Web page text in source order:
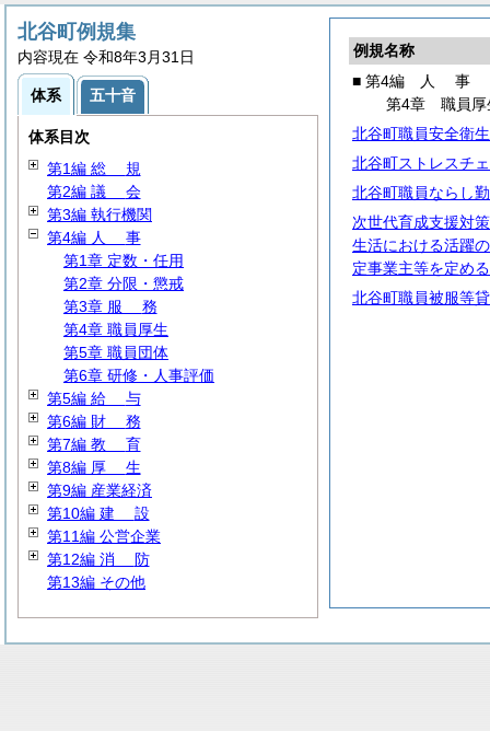
例規名称
■ 第4編
人 事
第4章 職員厚
北谷町職員安全衛
北谷町ストレスチ
北谷町職員ならし
次世代育成支援対
生活における活躍
定事業主等を定め
北谷町職員被服等
北谷町例規集
内容現在 令和8年3月31日
体系 五十音
体系目次
第1編 総 規
第2編 議 会
第3編 執行機関
第4編 人 事
第1章 定数・任用
第2章 分限・懲戒
第3章 服 務
第4章 職員厚生
第5章 職員団体
第6章 研修・人事評価
第5編 給 与
第6編 財 務
第7編 教 育
第8編 厚 生
第9編 産業経済
第10編 建 設
第11編 公営企業
第12編 消 防
第13編 その他